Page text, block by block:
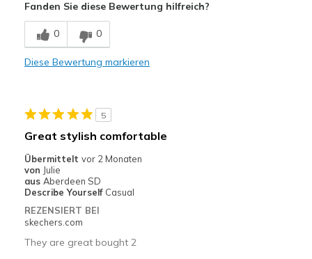
Breathe Well
Comfortable
Casual Wear
Width
Sizing
Feels true to size
View On Shoes
Fanden Sie diese Bewertung hilfreich?
0 0
Diese Bewertung markieren
5
Great stylish comfortable
Übermittelt vor 2 Monaten
von Julie
aus Aberdeen SD
Describe Yourself Casual
REZENSIERT BEI
skechers.com
They are great bought 2